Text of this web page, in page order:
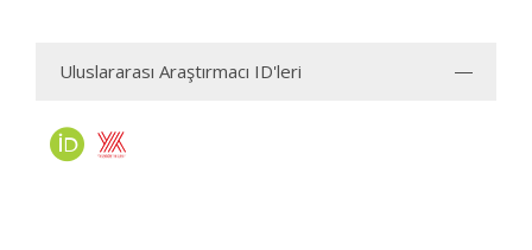
Uluslararası Araştırmacı ID'leri